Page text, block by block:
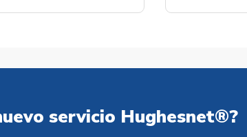
servicio Hughesnet®?